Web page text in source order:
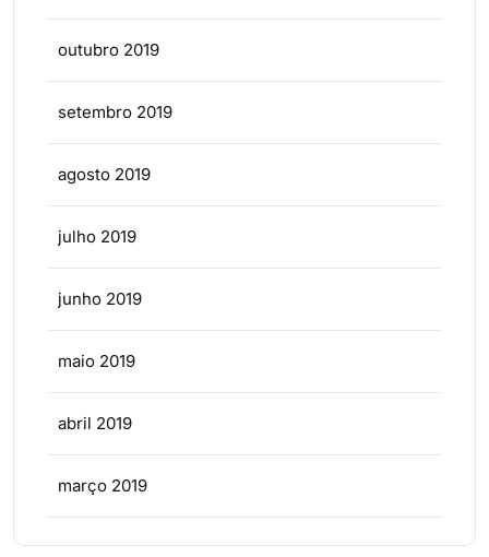
outubro 2019
setembro 2019
agosto 2019
julho 2019
junho 2019
maio 2019
abril 2019
março 2019